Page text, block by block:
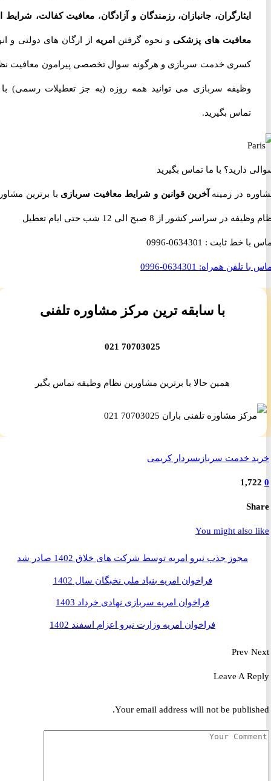
ایثارگران، جانبازان، رزمندگان و آزادگان،معافیت کفالت، شرایط اخذ
معافیت های پزشکیو نحوه گرفتن امریهاز ارگان های دولتی و انواع
کسری خدمت سربازی و هرگونه سوال تخصصی پیرامون معافیت نظام
وظیفه سربازی می توانید همه روزه (به جز تعطیلات رسمی) با ما
تماس بگیرید.
دارید؟ با ما تماس بگیرید
در زمینهآخرین قوانین و شرایط معافیت سربازیبا برترین مشاوران
در سراسر کشور از 8 صبح الی 12 شب حتی ایام تعطیل
با خط ثابت :0634301-0996
تلفن همراه:0634301-0996
با سابقه ترین مرکز مشاوره تلفنی
70703025 021
همین حالا با برترین مشاورین نظام وظیفه تماس بگیر
خدمت سربازیسردار کریمی
You might
مجوز جذب نیرو امریه توسط شرکت های خلاق 1402 صادر شد
فراخوان امریه بنیاد ملی نخبگان سال 1402
فراخوان امریه سربازی نهادی خرداد 1403
فراخوان امریه وزارت نیرو اعزام اسفند 1402
Prev
Leave A
Your email address will not be